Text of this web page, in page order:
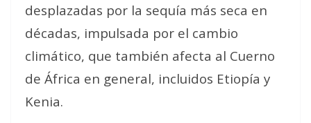
desplazadas por la sequía más seca en
décadas, impulsada por el cambio
climático, que también afecta al Cuerno
de África en general, incluidos Etiopía y
Kenia.